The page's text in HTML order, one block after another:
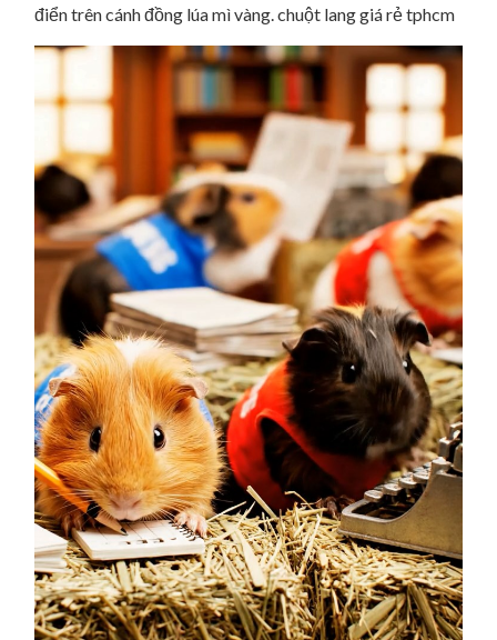
điển trên cánh đồng lúa mì vàng. chuột lang giá rẻ tphcm